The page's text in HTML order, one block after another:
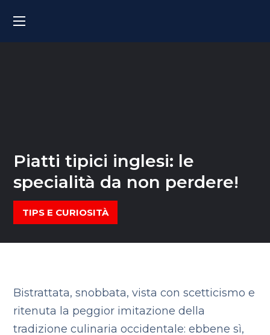
Piatti tipici inglesi: le
specialità da non perdere!
TIPS E CURIOSITÀ
Bistrattata, snobbata, vista con scetticismo e
ritenuta la peggior imitazione della
tradizione culinaria occidentale: ebbene sì,